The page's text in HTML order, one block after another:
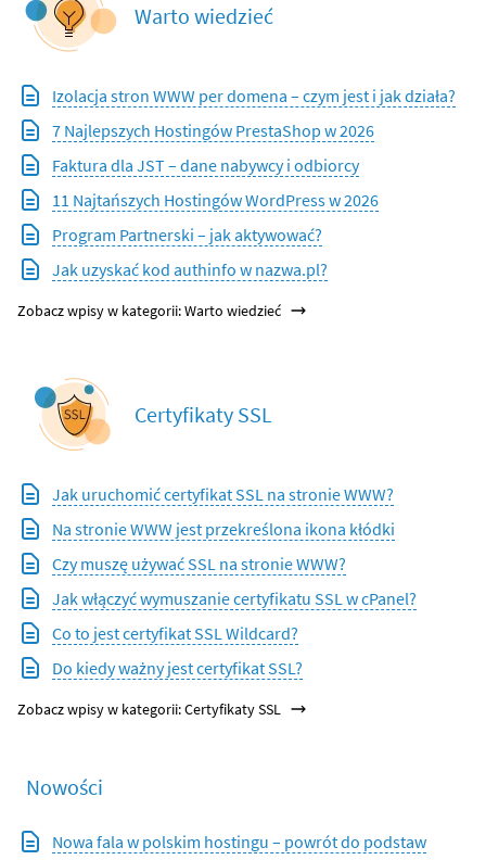
Warto wiedzieć
Izolacja stron WWW per domena – czym jest i jak działa?
7 Najlepszych Hostingów PrestaShop w 2026
Faktura dla JST – dane nabywcy i odbiorcy
11 Najtańszych Hostingów WordPress w 2026
Program Partnerski – jak aktywować?
Jak uzyskać kod authinfo w nazwa.pl?
Zobacz wpisy w kategorii: Warto wiedzieć
Certyfikaty SSL
Jak uruchomić certyfikat SSL na stronie WWW?
Na stronie WWW jest przekreślona ikona kłódki
Czy muszę używać SSL na stronie WWW?
Jak włączyć wymuszanie certyfikatu SSL w cPanel?
Co to jest certyfikat SSL Wildcard?
Do kiedy ważny jest certyfikat SSL?
Zobacz wpisy w kategorii: Certyfikaty SSL
Nowości
Nowa fala w polskim hostingu – powrót do podstaw